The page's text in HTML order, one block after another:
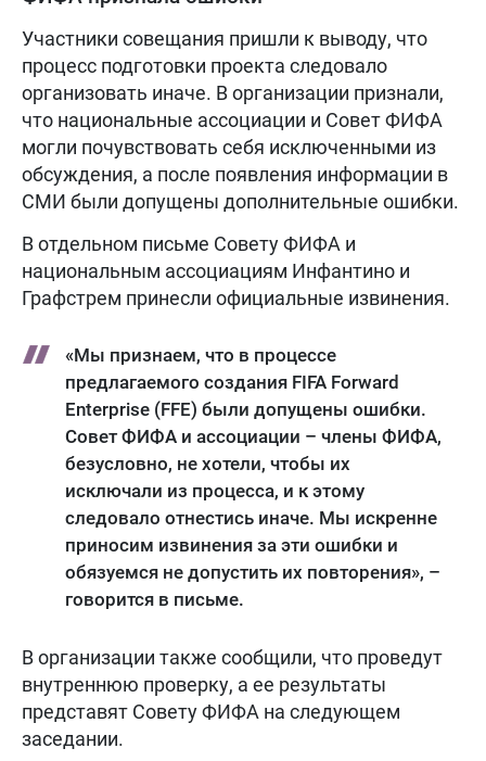
Участники совещания пришли к выводу, что
процесс подготовки проекта следовало
организовать иначе. В организации признали,
что национальные ассоциации и Совет ФИФА
могли почувствовать себя исключенными из
обсуждения, а после появления информации в
СМИ были допущены дополнительные ошибки.
В отдельном письме Совету ФИФА и
национальным ассоциациям Инфантино и
Графстрем принесли официальные извинения.
«Мы признаем, что в процессе
предлагаемого создания FIFA Forward
Enterprise (FFE) были допущены ошибки.
Совет ФИФА и ассоциации – члены ФИФА,
безусловно, не хотели, чтобы их
исключали из процесса, и к этому
следовало отнестись иначе. Мы искренне
приносим извинения за эти ошибки и
обязуемся не допустить их повторения», –
говорится в письме.
В организации также сообщили, что проведут
внутреннюю проверку, а ее результаты
представят Совету ФИФА на следующем
заседании.